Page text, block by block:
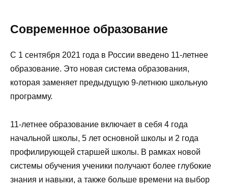
Современное образование
С 1 сентября 2021 года в России введено 11-летнее
образование. Это новая система образования,
которая заменяет предыдущую 9-летнюю школьную
программу.
11-летнее образование включает в себя 4 года
начальной школы, 5 лет основной школы и 2 года
профилирующей старшей школы. В рамках новой
системы обучения ученики получают более глубокие
знания и навыки, а также больше времени на выбор